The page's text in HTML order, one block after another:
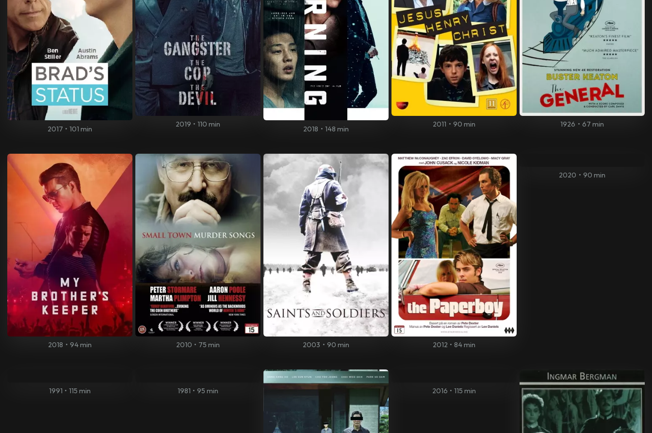
2017 • 101 min
2019 • 110 min
2018 • 148 min
2011 • 90 min 1926 • 67 min
2018 • 94 min 2010 • 75 min 2003 • 90 min 2012 • 84 min
2020 • 90 min
1991 • 115 min 1981 • 95 min 2016 • 115 min